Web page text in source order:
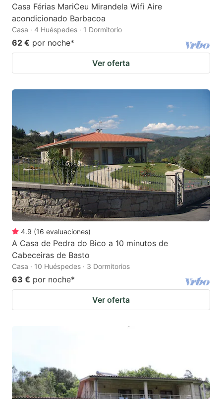
Casa Férias MariCeu Mirandela Wifi Aire
acondicionado Barbacoa
Casa · 4 Huéspedes · 1 Dormitorio
62 € por noche*
Ver oferta
4.9 (16 evaluaciones)
A Casa de Pedra do Bico a 10 minutos de
Cabeceiras de Basto
Casa · 10 Huéspedes · 3 Dormitorios
63 € por noche*
Ver oferta